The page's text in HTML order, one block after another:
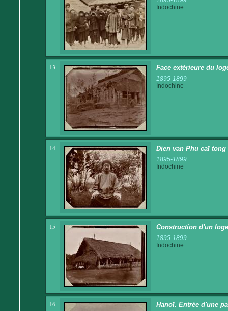
Indochine
13 Face extérieure du
1895-1899
Indochine
14 Dien van Phu caï tong
1895-1899
Indochine
15 Construction d'un
1895-1899
Indochine
16 Hanoï. Entrée d'une